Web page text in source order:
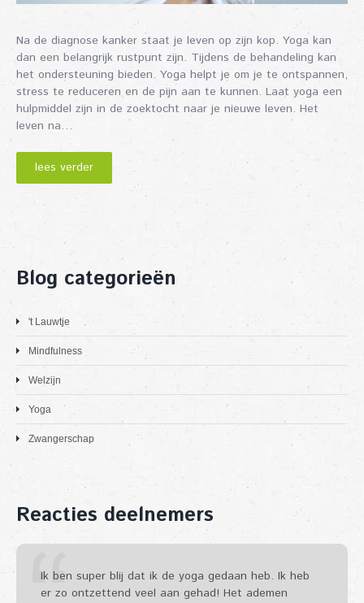
Na de diagnose kanker staat je leven op zijn kop. Yoga kan
dan een belangrijk rustpunt zijn. Tijdens de behandeling kan
het ondersteuning bieden. Yoga helpt je om je te ontspannen,
stress te reduceren en de pijn aan te kunnen. Laat yoga een
hulpmiddel zijn in de zoektocht naar je nieuwe leven. Het
leven na…
lees verder
Blog categorieën
't Lauwtje
Mindfulness
Welzijn
Yoga
Zwangerschap
Reacties deelnemers
Ik ben super blij dat ik de yoga gedaan heb. Ik heb
er zo ontzettend veel aan gehad! Het ademen